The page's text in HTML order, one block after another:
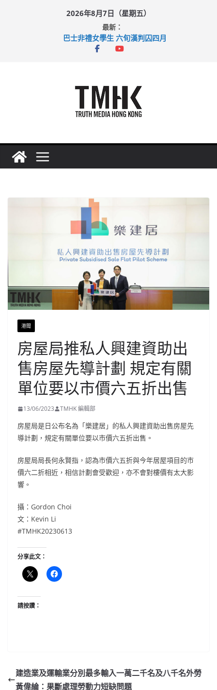
2026年8月7日（星期五）
最新：
巴士非禮女學生 六旬漢判囚四月
涉造假公屋富戶申報表 倉管員准保釋候訊
港聞
房屋局推私人興建資助出
售房屋先導計劃 規定有關
單位要以市價六五折出售
13/06/2023 TMHK 編輯部
房屋局是日公布名為「樂建居」的私人興建資助出售房屋先
導計劃，規定有關單位要以市價六五折出售。
房屋局局長何永賢指，認為市價六五折與今年居屋項目的市
價六二折相近，相信計劃會受歡迎，亦不會對樓價有太大影
響。
攝：Gordon Choi
文：Kevin Li
#TMHK20230613
分享此文：
請按讚：
建造業及運輸業分別最多輸入一萬二千名及八千名外勞
黃偉綸：果斷處理勞動力短缺問題